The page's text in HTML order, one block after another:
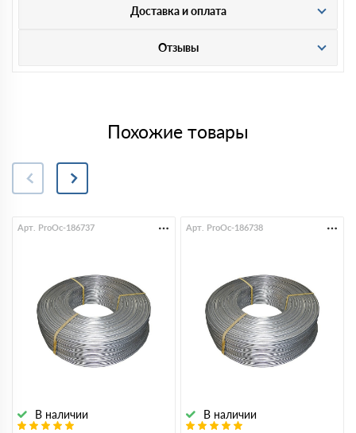
Доставка и оплата
Отзывы
Похожие товары
В наличии
Арт. ProOc-186737
В наличии
Арт. ProOc-186738